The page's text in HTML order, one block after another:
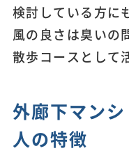
検討している方に
風の良さは臭いの
散歩コースとして
外廊下マン
人の特徴